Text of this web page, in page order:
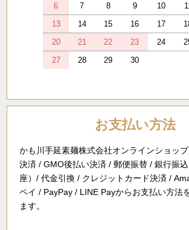
6
7 8 9 10
13
14 15 16 17
20
21 22 23 24
27
28 29 30
お支払い方法
かも川手延素麺株式会社オンラインショッ
決済 / GMO後払い決済 / 郵便振替 / 銀行振
座）/ 代金引換 / クレジットカード決済 /
ペイ / PayPay / LINE Payからお支払い方法
ます。